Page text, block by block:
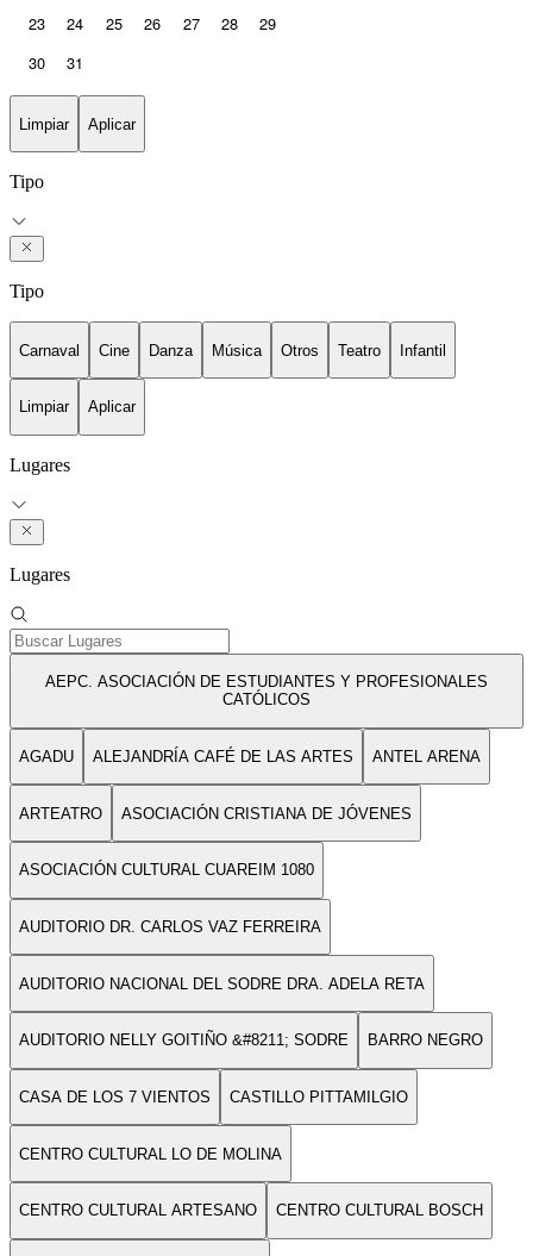
23
24 25 26 27 28
29
30
31
Limpiar Aplicar
Tipo
Tipo
Carnaval Cine Danza Música Otros Teatro Infantil
Limpiar Aplicar
Lugares
Lugares
AEPC. ASOCIACIÓN DE ESTUDIANTES Y PROFESIONALES
CATÓLICOS
AGADU ALEJANDRÍA CAFÉ DE LAS ARTES ANTEL ARENA
ARTEATRO ASOCIACIÓN CRISTIANA DE JÓVENES
ASOCIACIÓN CULTURAL CUAREIM 1080
AUDITORIO DR. CARLOS VAZ FERREIRA
AUDITORIO NACIONAL DEL SODRE DRA. ADELA RETA
AUDITORIO NELLY GOITIÑO &#8211; SODRE BARRO NEGRO
CASA DE LOS 7 VIENTOS CASTILLO PITTAMILGIO
CENTRO CULTURAL LO DE MOLINA
CENTRO CULTURAL ARTESANO CENTRO CULTURAL BOSCH